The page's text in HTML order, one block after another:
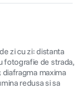
zi cu zi: distanta
fotografie de strada,
maxima
redusa si sa